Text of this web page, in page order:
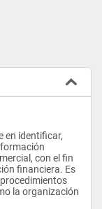
en identificar,
con el fin
financiera. Es
la organización